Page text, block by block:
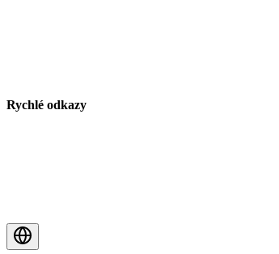
Rychlé odkazy